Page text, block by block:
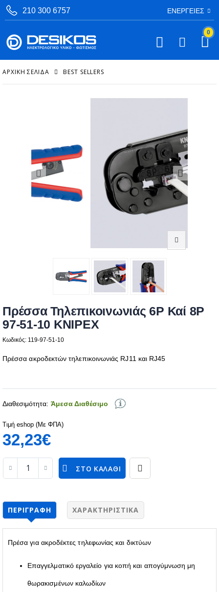
210 300 6757 ΕΝΈΡΓΕΙΕΣ
0
ΑΡΧΙΚΉ ΣΕΛΊΔΑ BEST SELLERS
Πρέσσα Τηλεπικοινωνιάς 6P Καί 8P
97-51-10 KNIPEX
Κωδικός: 119-97-51-10
Πρέσσα ακροδεκτών τηλεπικοινωνιάς RJ11 και RJ45
Διαθεσιμότητα: Άμεσα Διαθέσιμο
Τιμή eshop (Με ΦΠΑ)
32,23€
ΣΤΟ ΚΑΛΆΘΙ
ΠΕΡΙΓΡΑΦΉ ΧΑΡΑΚΤΗΡΙΣΤΙΚΆ
Πρέσα για ακροδέκτες τηλεφωνίας και δικτύων
Επαγγελματικό εργαλείο για κοπή και απογύμνωση μη
θωρακισμένων καλωδίων